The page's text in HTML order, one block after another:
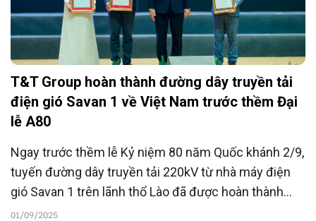
T&T Group hoàn thành đường dây truyền tải
điện gió Savan 1 về Việt Nam trước thềm Đại
lễ A80
Ngay trước thềm lễ Kỷ niệm 80 năm Quốc khánh 2/9,
tuyến đường dây truyền tải 220kV từ nhà máy điện
gió Savan 1 trên lãnh thổ Lào đã được hoàn thành
sau hơn 6 tháng thi công thần tốc; sẵn sàng đấu nối
01/09/2025